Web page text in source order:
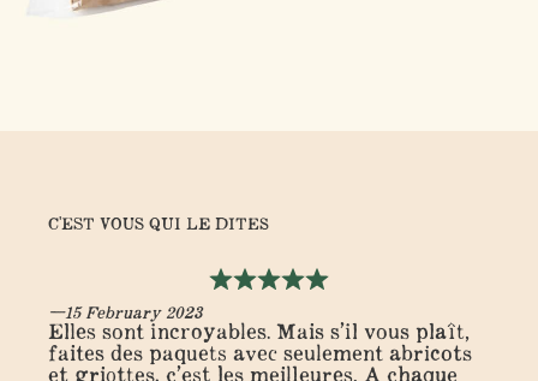
C'EST VOUS QUI LE DITES
15 February 2023
Elles sont incroyables. Mais s’il vous plaît,
faites des paquets avec seulement abricots
et griottes, c’est les meilleures. A chaque